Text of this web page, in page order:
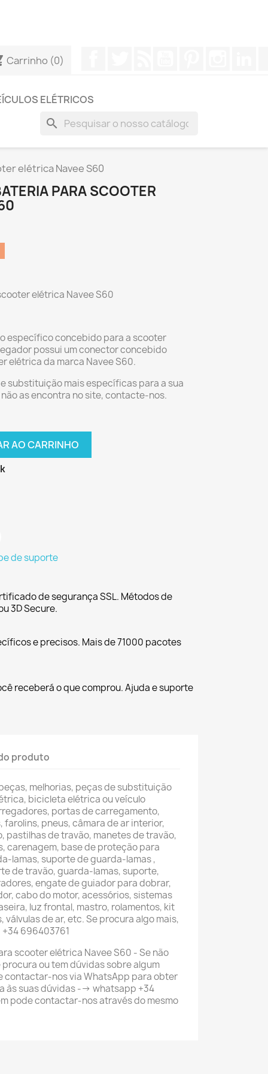
Carrinho (0)
ELÉTRICOS
search
elétrica Navee S60
PARA SCOOTER
elétrica Navee S60
específico concebido para a scooter
possui um conector concebido
elétrica da marca Navee S60.
substituição mais específicas para a sua
as encontra no site, contacte-nos.
AO CARRINHO
de suporte
de segurança SSL. Métodos de
3D Secure.
e precisos. Mais de 71000 pacotes
receberá o que comprou. Ajuda e suporte
produto
melhorias, peças de substituição
bicicleta elétrica ou veículo
portas de carregamento,
pneus, câmara de ar interior,
pastilhas de travão, manetes de travão,
carenagem, base de proteção para
lamas, suporte de guarda-lamas ,
de travão, guarda-lamas, suporte,
engate de guiador para dobrar,
cabo do motor, acessórios, sistemas
luz frontal, mastro, rolamentos, kit
de ar, etc. Se procura algo mais,
696403761
scooter elétrica Navee S60 - Se não
ou tem dúvidas sobre algum
nos via WhatsApp para obter
às suas dúvidas --> whatsapp +34
pode contactar-nos através do mesmo